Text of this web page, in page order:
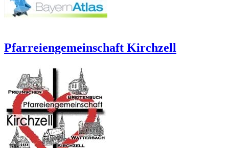
Pfarreiengemeinschaft Kirchzell